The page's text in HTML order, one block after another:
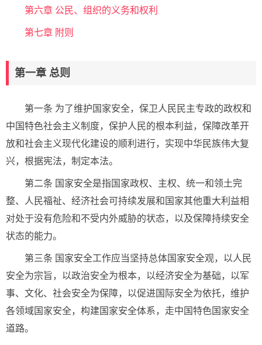
第六章 公民、组织的义务和权利
第七章 附则
第一章 总则
第一条 为了维护国家安全，保卫人民民主专政的政权和
中国特色社会主义制度，保护人民的根本利益，保障改革开
放和社会主义现代化建设的顺利进行，实现中华民族伟大复
兴，根据宪法，制定本法。
第二条 国家安全是指国家政权、主权、统一和领土完
整、人民福祉、经济社会可持续发展和国家其他重大利益相
对处于没有危险和不受内外威胁的状态，以及保障持续安全
状态的能力。
第三条 国家安全工作应当坚持总体国家安全观，以人民
安全为宗旨，以政治安全为根本，以经济安全为基础，以军
事、文化、社会安全为保障，以促进国际安全为依托，维护
各领域国家安全，构建国家安全体系，走中国特色国家安全
道路。